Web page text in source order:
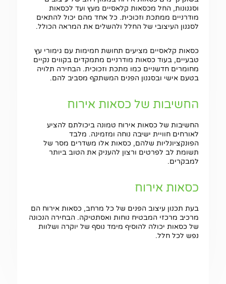
וסגנונות, החל מכסאות קלאסיים מעץ ועד לכסאות
מודרניים ממתכת וזכוכית. כל אחד מהם יכול להתאים
לסגנון העיצובי של החלל ולהשלים את המראה הכולל.
כסאות קלאסיים מציעים תחושת חמימות עם גימורי עץ
טבעיים, בעוד כסאות מודרניים מתמקדים בקווים נקיים
מחומרים חדשניים כמו מתכת וזכוכית. הבחירה תלויה
בטעם אישי ובסגנון הפנים המשתקף מסביב להם.
החשיבות של כסאות אירוח
החשיבות של כסאות אירוח טמונה ביכולתם להציע
לאורחים חוויית ישיבה נוחה ומזמינה. מלבד
הפונקציונליות שלהם, כסאות אלו משדרים מסר של
תשומת לב לפרטים ורצון להעניק את הטוב ביותר
למבקרים.
כסאות אירוח
בעת תכנון עיצוב הפנים של כל מרחב, כסאות אירוח הם
מרכיב מרכזי המבטיח נוחות ואסתטיקה. הבחירה הנכונה
של כסאות יכולה להוסיף מימד נוסף של יוקרה ושלוות
נפש לכל חלל.